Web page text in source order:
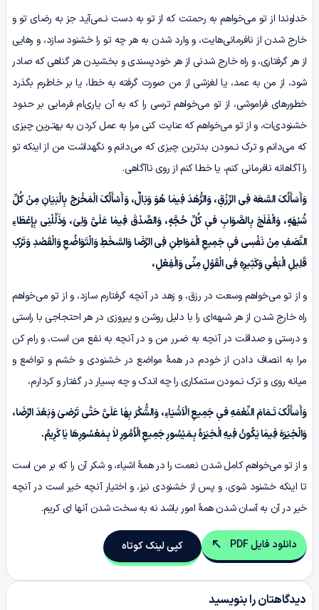
خداوندا از تو می‌خواهم به رحمتت که از تو به دست نـمی‌آید جز به رضای تو و
خارج شدن از نافرمانی‌هایت، و وارد شدن به هر چه تو را خشنود سازد، و رهایی
از هر گرفتاری، و راه خارج شدنی از هر خودپسندی و بخشیدن هر گناهی که صادر
شود، از من به عمد، یا لغزشی از من صورت گرفته به خطا، یا بر خاطرم بگذرد
خطورهای فراموشی، از تو می‌خواهم ترسی را که به آن یاری‌ام فرمایی بر حدود
خشنودی‌ات، و از تو می‌خواهم که عنایت کنی مرا به عمل کردن به بهتـرین چیزی
که می‌دانم و ترک نـمودن بدترین چیزی که می‌دانم و نگهداشت من از اینکه تو
را آگاهانه نافرمانی کنم، یا خطا کنم از روی ناآگاهی.
وَأَسَأَلُکَ السَّعَهَ فِی الرِّزْقِ، وَالزُّهْدَ فِیمٰا هُوَ وَبَالٌ، وَأَسْأَلُکَ الْمَخْرَجَ بِالْبَیَانِ مِنْ کُلِّ
شُبْهَهٍ، وَالْفَلَجَ بِالصَّوَابِ فیٖ کُلِّ حُجَّهٍ، وَالصِّدْقَ فِیمٰا عَلَیَّ وَلِیَ، وَذَلِّلْنِی بِإِعْطَاءِ
النَّصَفِ مِنْ نَفْسِی فیٖ جَمِیعِ الْمَوَاطِنِ فِی الرِّضَا وَالسَّخَطِ وَالْتَوَاضُعِ وَالْقَصْدِ وَتَرْکِ
قَلِیلِ الْبَغْیِ وَکَثِیرِہِ فِی الْقَوْلِ مِنِّی وَالْفِعْلِ،
و از تو می‌خواهم وسعت در رزق، و زهد در آنچه گرفتارم سازد، و از تو می‌خواهم
راه خارج شدن از هر شبهه‌ای را با دلیل روشن و پیروزی در هر احتجاجی با راستی
و درستی و صداقت در آنچه به ضـرر من و در آنچه به نفع من است، و رام کن
مرا به انصاف دادن از خودم در همۀ مواضع در خشنودی و خشم و تواضع و
میانه روی و ترک نـمودن ستمکاری را چه اندک و چه بسیار در گفتار و کردارم،
وَأَسَأَلُکَ تَـمَامَ النِّعْمَهِ فیٖ جَمِیعِ الْاَشْیَاءِ، وَالشُّکْرَ بِهٰا عَلَیَّ حَتّٰى تَرْضیٰ وَبَعْدَ الرِّضَا،
وَالْخِیَرَهَ فِیمٰا یَکُونُ فِیهِ الْخِیَرَهُ بِـمَیْسُورِ جَمِیعِ الْاُمُورِ لاٰ بِـمَعْسُورِهَا یٰا کَرِیمُ.
و از تو می‌خواهم کامل شدن نعمت را در همۀ اشیاء، و شکر آن را که بر من است
تا اینکه خشنود شوی، و پس از خشنودی نیز، و اختیار آنچه خیر است در آنچه
خیر در آن به آسان شدن همۀ امور باشد نه به سخت شدن آنها ای کریم.
دانلود فایل PDF کپی لینک کوتاه
دیدگاهتان را بنویسید